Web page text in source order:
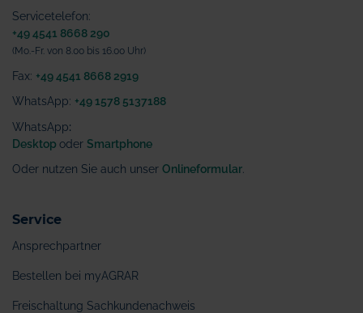
Servicetelefon:
+49 4541 8668 290
(Mo.-Fr. von 8.00 bis 16.00 Uhr)
Fax: +49 4541 8668 2919
WhatsApp: +49 1578 5137188
WhatsApp:
Desktop oder Smartphone
Oder nutzen Sie auch unser Onlineformular
Service
Ansprechpartner
Bestellen bei myAGRAR
Freischaltung Sachkundenachweis